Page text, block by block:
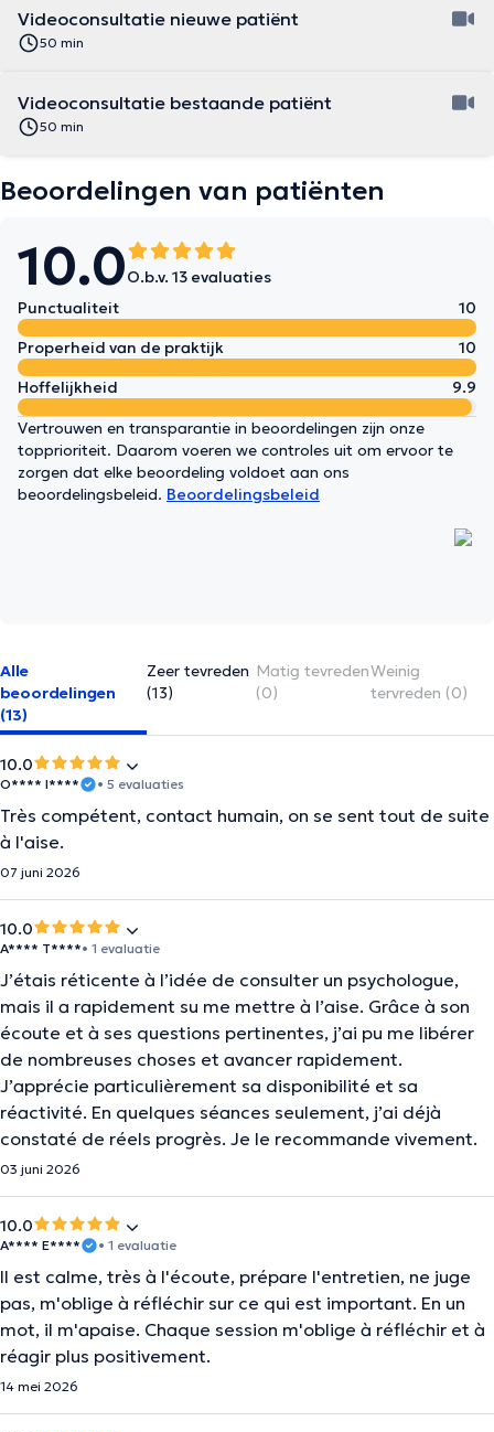
Videoconsultatie nieuwe patiënt
50 min
Videoconsultatie bestaande patiënt
50 min
Beoordelingen van patiënten
10.0O.b.v. 13 evaluaties
Punctualiteit
10
Properheid van de praktijk
10
Hoffelijkheid
9.9
Vertrouwen en transparantie in beoordelingen zijn onze
topprioriteit. Daarom voeren we controles uit om ervoor te
zorgen dat elke beoordeling voldoet aan ons
beoordelingsbeleid. Beoordelingsbeleid
Alle
beoordelingen
(13)
Zeer tevreden
(13)
Matig tevreden
(0)
Weinig
tervreden (0)
10.0
O**** I**** • 5 evaluaties
Très compétent, contact humain, on se sent tout de suite
à l'aise.
07 juni 2026
10.0
A**** T****• 1 evaluatie
J’étais réticente à l’idée de consulter un psychologue,
mais il a rapidement su me mettre à l’aise. Grâce à son
écoute et à ses questions pertinentes, j’ai pu me libérer
de nombreuses choses et avancer rapidement.
J’apprécie particulièrement sa disponibilité et sa
réactivité. En quelques séances seulement, j’ai déjà
constaté de réels progrès. Je le recommande vivement.
03 juni 2026
10.0
A**** E**** • 1 evaluatie
Il est calme, très à l'écoute, prépare l'entretien, ne juge
pas, m'oblige à réfléchir sur ce qui est important. En un
mot, il m'apaise. Chaque session m'oblige à réfléchir et à
réagir plus positivement.
14 mei 2026